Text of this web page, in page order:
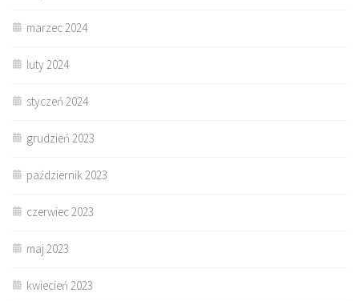
marzec 2024
luty 2024
styczeń 2024
grudzień 2023
październik 2023
czerwiec 2023
maj 2023
kwiecień 2023